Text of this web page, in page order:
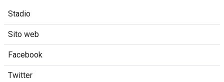
Stadio
Sito web
Facebook
Twitter